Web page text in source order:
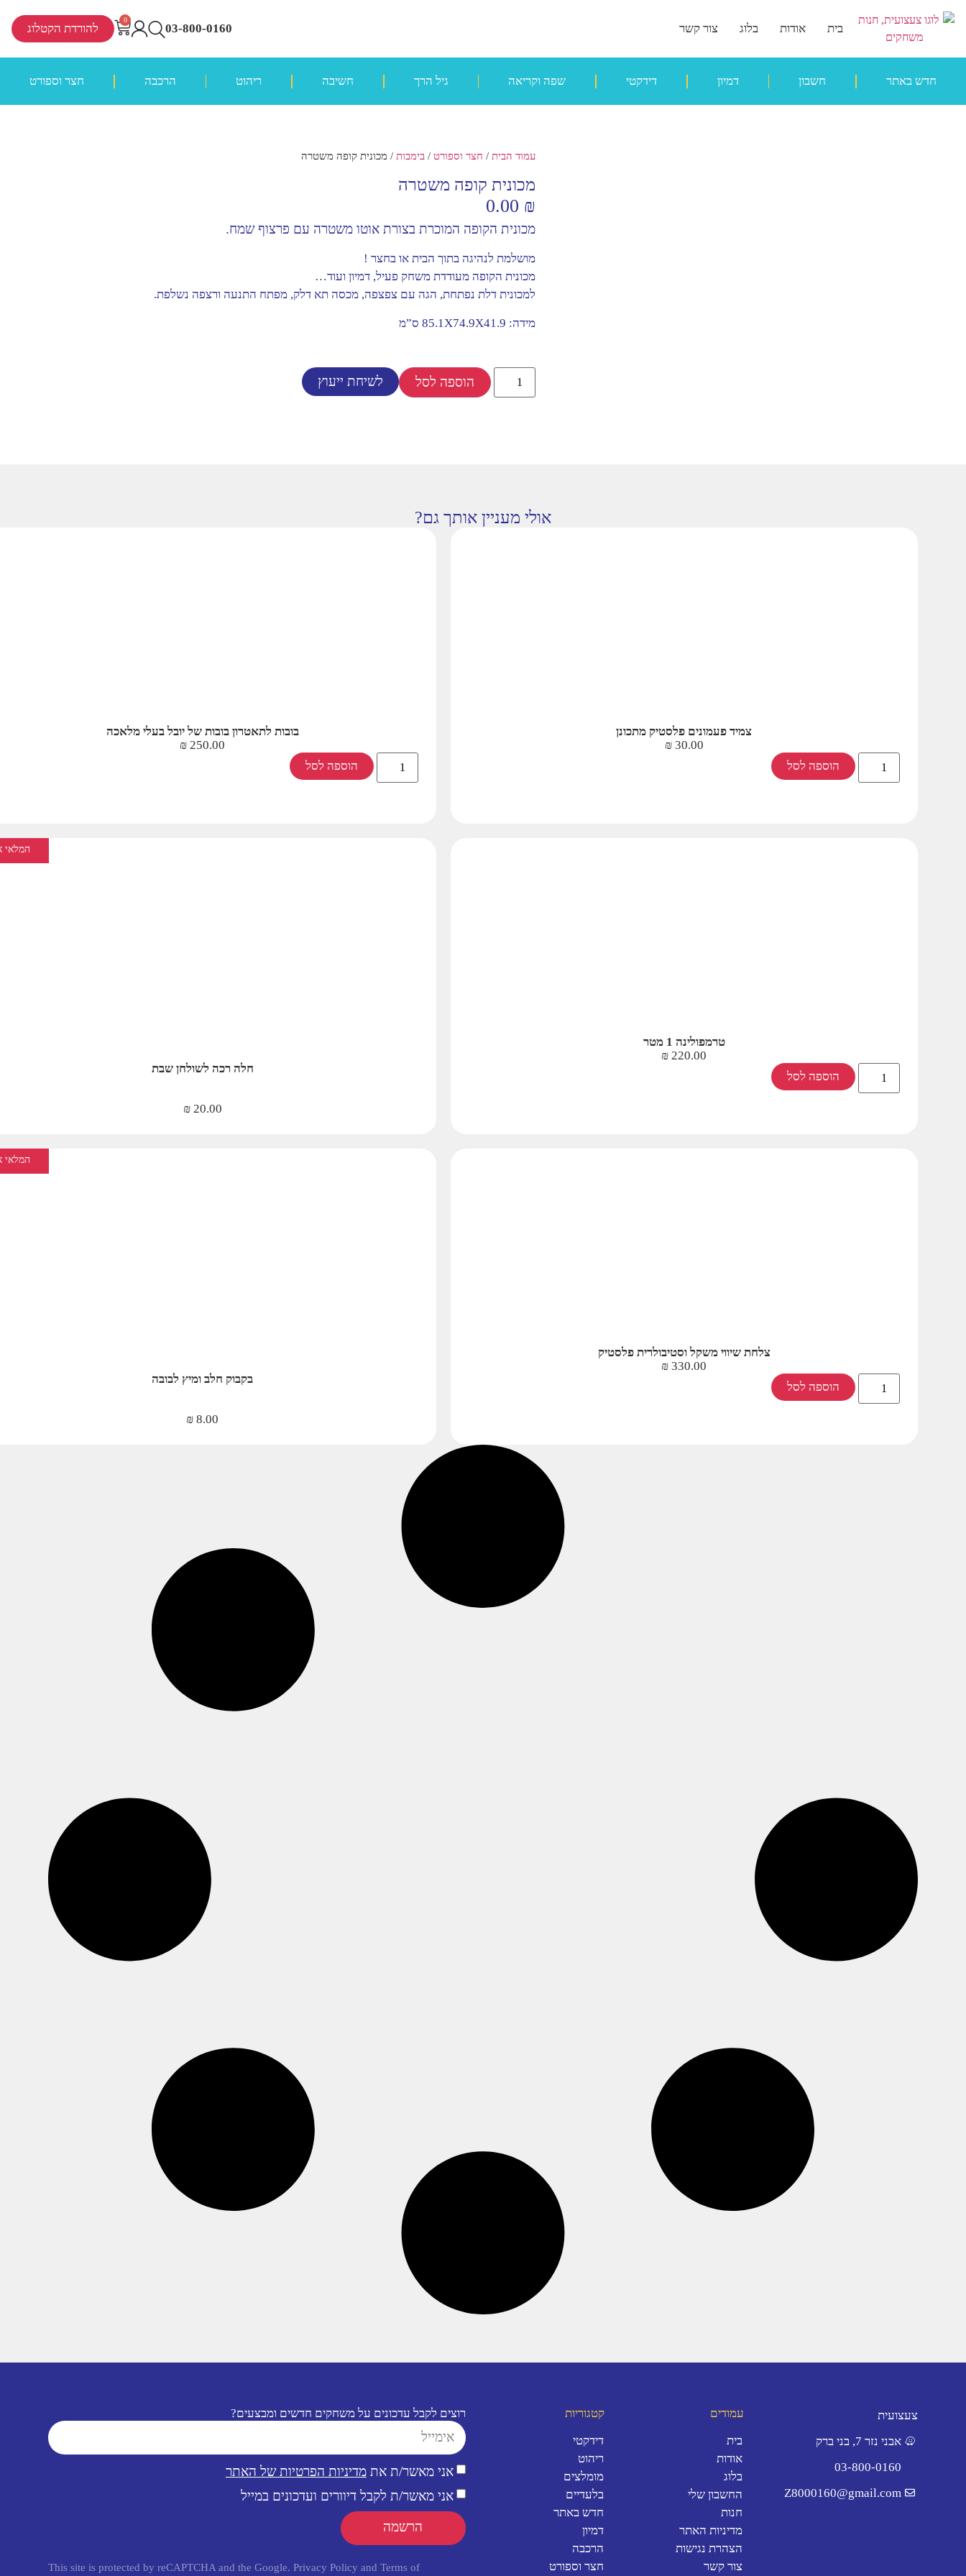
בית אודות בלוג צור קשר 03-800-0160
0
להורדת הקטלוג
חדש באתר חשבון דמיון דידקטי שפה וקריאה גיל הרך חשיבה ריהוט הרכבה חצר וספורט
עמוד הבית / חצר וספורט /בימבות / מכונית קופה משטרה
מכונית קופה משטרה
0.00 ₪
מכונית הקופה המוכרת בצורת אוטו משטרה עם פרצוף שמח.
מושלמת לנהיגה בתוך הבית או בחצר !
מכונית הקופה מעודדת משחק פעיל, דמיון ועוד…
למכונית דלת נפתחת, הגה עם צפצפה, מכסה תא דלק, מפתח התנעה ורצפה נשלפת.
מידה: 85.1X74.9X41.9 ס”מ
הוספה לסל לשיחת ייעוץ
אולי מעניין אותך גם?
צמיד פעמונים פלסטיק מתכונן
30.00
₪
הוספה לסל
בובות לתאטרון בובות של יובל בעלי מלאכה
250.00
₪
הוספה לסל
טרמפולינה 1 מטר
220.00
₪
הוספה לסל
המלאי
חלה רכה לשולחן שבת
20.00
₪
צלחת שיווי משקל וסטיבולרית פלסטיק
330.00
₪
הוספה לסל
המלאי
בקבוק חלב ומיץ לבובה
8.00
₪
צעצועית
אבני נזר 7, בני ברק
03-800-0160
Z8000160@gmail.com
עמודים
בית
אודות
בלוג
החשבון שלי
חנות
מדיניות האתר
הצהרת נגישות
צור קשר
קטגוריות
דידקטי
ריהוט
מומלצים
בלעדיים
חדש באתר
דמיון
הרכבה
חצר וספורט
רוצים לקבל עדכונים על משחקים חדשים ומבצעים?
אני מאשר/ת אתמדיניות הפרטיות של האתר
אני מאשר/ת לקבל דיוורים ועדכונים במייל
הרשמה
This site is protected by reCAPTCHA and the Google.Privacy Policy andTerms of